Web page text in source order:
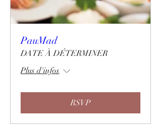
PauMad
DATE À DÉTERMINER
Plus d'infos
RSVP